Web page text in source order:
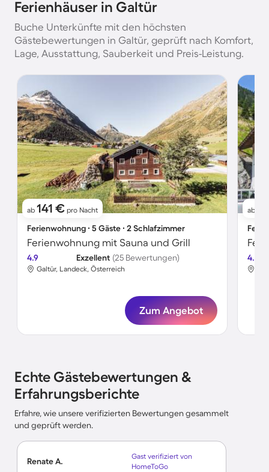
Ferienhäuser in Galtür
Buche Unterkünfte mit den höchsten
Gästebewertungen in Galtür, geprüft nach Komfort,
Lage, Ausstattung, Sauberkeit und Preis-Leistung.
ab 141 € pro Nacht
Ferienwohnung ∙ 5 Gäste ∙ 2 Schlafzimmer
Ferienwohnung mit Sauna und Grill
4.9 Exzellent (25 Bewertungen)
Galtür, Landeck, Österreich
Zum Angebot
ab
4.7
Echte Gästebewertungen &
Erfahrungsberichte
Erfahre, wie unsere verifizierten Bewertungen gesammelt
und geprüft werden.
Renate A.
Gast verifiziert von
HomeToGo